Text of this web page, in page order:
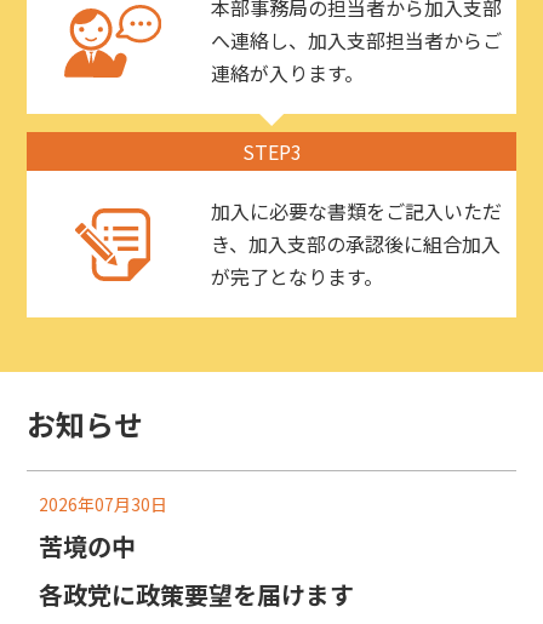
本部事務局の担当者から加入支部
へ連絡し、加入支部担当者からご
連絡が入ります。
STEP3
加入に必要な書類をご記入いただ
き、加入支部の承認後に組合加入
が完了となります。
お知らせ
2026年07月30日
苦境の中
各政党に政策要望を届けます